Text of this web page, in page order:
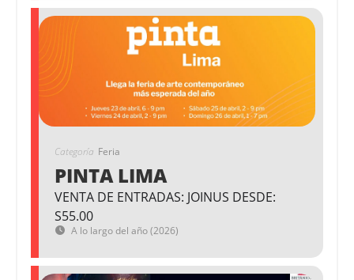
Categoría Feria
PINTA LIMA
VENTA DE ENTRADAS: JOINUS DESDE:
S55.00
A lo largo del año (2026)